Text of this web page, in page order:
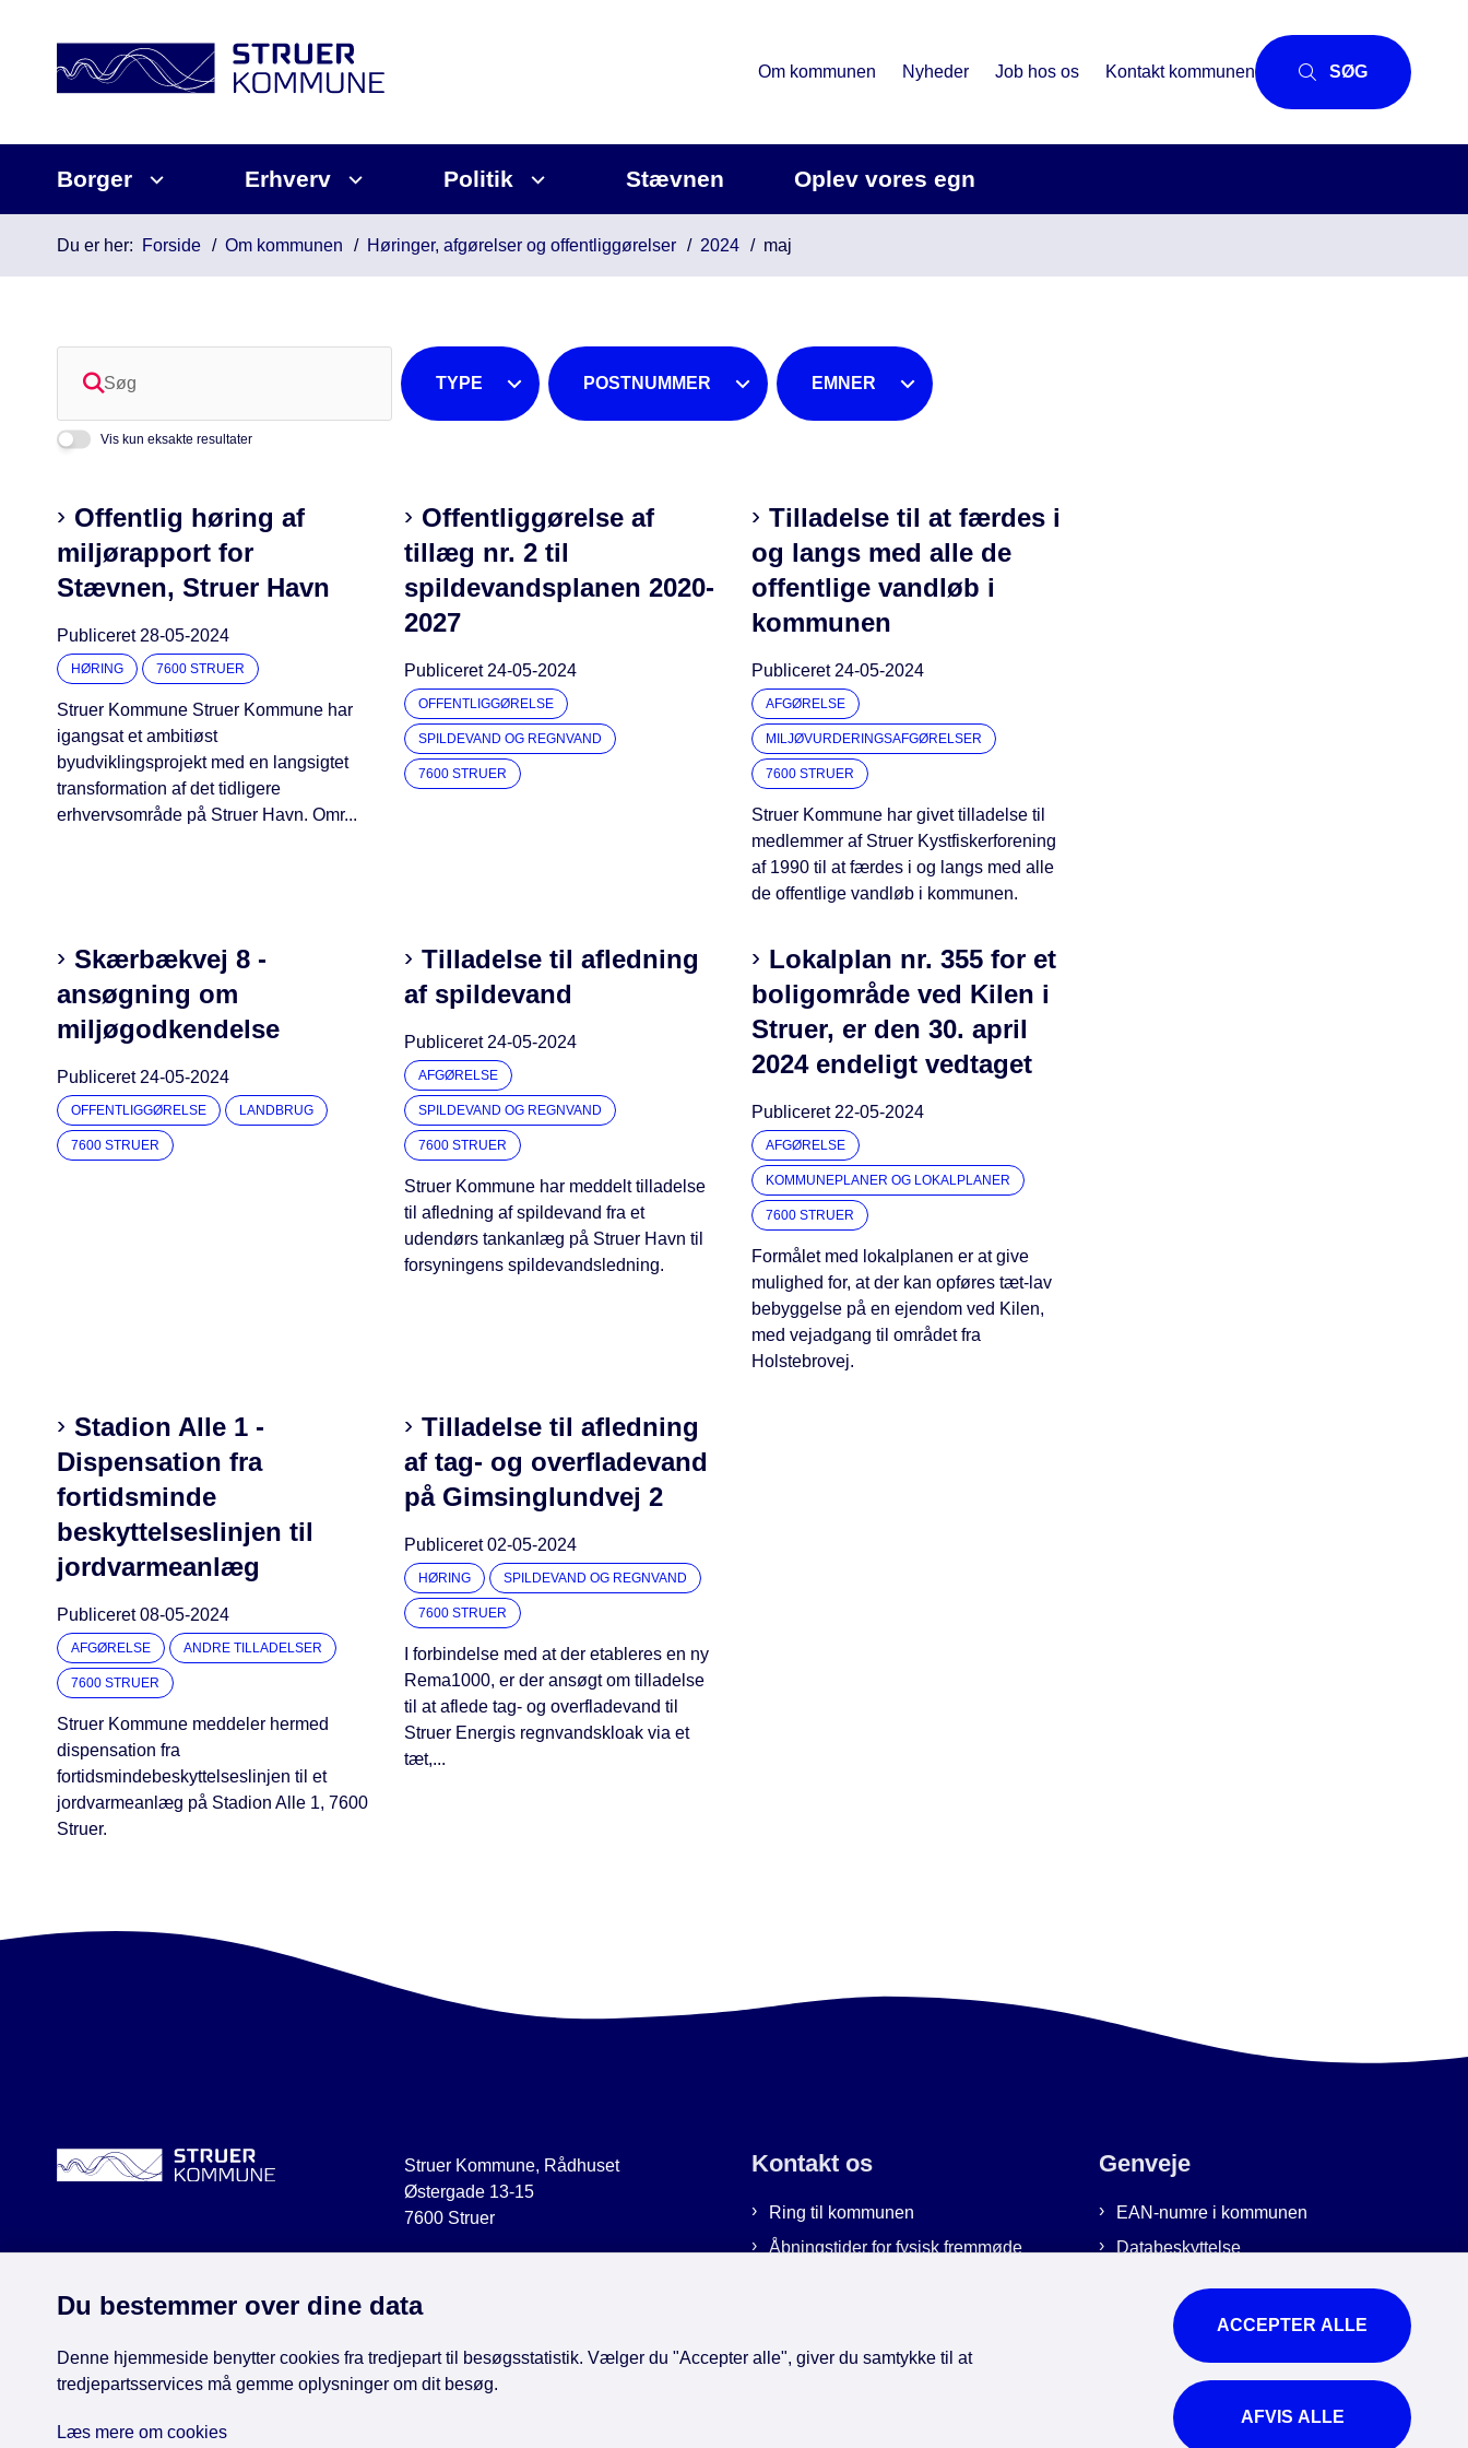
Om kommunen Nyheder Job hos os Kontakt kommunen SØG
Borger Erhverv Politik Stævnen Oplev vores egn
Du er her: Forside Om kommunen Høringer, afgørelser og offentliggørelser 2024 maj
Søg
Vis kun eksakte resultater
TYPE POSTNUMMER EMNER
Offentlig høring af
miljørapport for
Stævnen, Struer Havn
Publiceret 28-05-2024
HØRING 7600 STRUER
Struer Kommune Struer Kommune har
igangsat et ambitiøst
byudviklingsprojekt med en langsigtet
transformation af det tidligere
erhvervsområde på Struer Havn. Omr...
Offentliggørelse af
tillæg nr. 2 til
spildevandsplanen 2020-
2027
Publiceret 24-05-2024
OFFENTLIGGØRELSE
SPILDEVAND OG REGNVAND
7600 STRUER
Tilladelse til at færdes i
og langs med alle de
offentlige vandløb i
kommunen
Publiceret 24-05-2024
AFGØRELSE
MILJØVURDERINGSAFGØRELSER
7600 STRUER
Struer Kommune har givet tilladelse til
medlemmer af Struer Kystfiskerforening
af 1990 til at færdes i og langs med alle
de offentlige vandløb i kommunen.
Skærbækvej 8 -
ansøgning om
miljøgodkendelse
Publiceret 24-05-2024
OFFENTLIGGØRELSE LANDBRUG
7600 STRUER
Tilladelse til afledning
af spildevand
Publiceret 24-05-2024
AFGØRELSE
SPILDEVAND OG REGNVAND
7600 STRUER
Struer Kommune har meddelt tilladelse
til afledning af spildevand fra et
udendørs tankanlæg på Struer Havn til
forsyningens spildevandsledning.
Lokalplan nr. 355 for et
boligområde ved Kilen i
Struer, er den 30. april
2024 endeligt vedtaget
Publiceret 22-05-2024
AFGØRELSE
KOMMUNEPLANER OG LOKALPLANER
7600 STRUER
Formålet med lokalplanen er at give
mulighed for, at der kan opføres tæt-lav
bebyggelse på en ejendom ved Kilen,
med vejadgang til området fra
Holstebrovej.
Stadion Alle 1 -
Dispensation fra
fortidsminde
beskyttelseslinjen til
jordvarmeanlæg
Publiceret08-05-2024
AFGØRELSE ANDRE TILLADELSER
7600 STRUER
Struer Kommune meddeler hermed
dispensation fra
fortidsmindebeskyttelseslinjen til et
jordvarmeanlæg på Stadion Alle 1, 7600
Struer.
Tilladelse til afledning
af tag- og overfladevand
på Gimsinglundvej 2
Publiceret02-05-2024
HØRING SPILDEVAND OG REGNVAND
7600 STRUER
I forbindelse med at der etableres en ny
Rema1000, er der ansøgt om tilladelse
til at aflede tag- og overfladevand til
Struer Energis regnvandskloak via et
tæt,...
Struer Kommune, Rådhuset
Østergade 13-15
7600 Struer
Kontakt os
Ring til kommunen
Åbningstider for fysisk fremmøde
Genveje
EAN-numre i kommunen
Databeskyttelse
Tilgængelighedserklæring
Brug af kunstig intelligens
For ansatte
Du bestemmer over dine data
Denne hjemmeside benytter cookies fra tredjepart til besøgsstatistik. Vælger du "Accepter alle", giver du samtykke til at
tredjepartsservices må gemme oplysninger om dit besøg.
Læs mere om cookies
ACCEPTER ALLE
AFVIS ALLE